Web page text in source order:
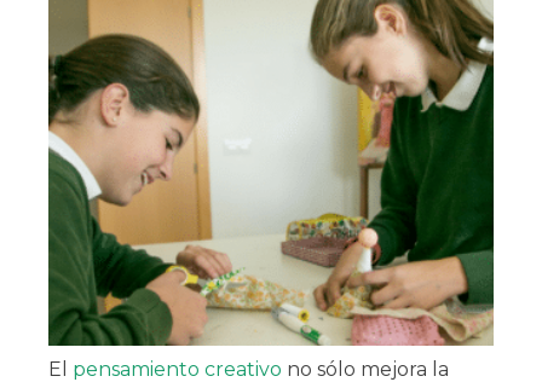
El pensamiento creativo no sólo mejora la